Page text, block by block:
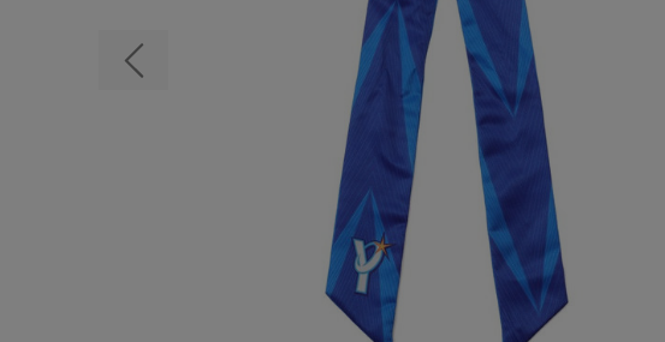
前の画像